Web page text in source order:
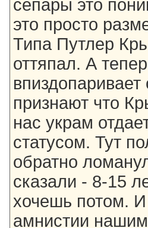
сепары это
это просто
Типа Путлер
оттяпал. А
признают что
нас украм
статусом. Тут
обратно
сказали - 8-15
хочешь потом.
амнистии